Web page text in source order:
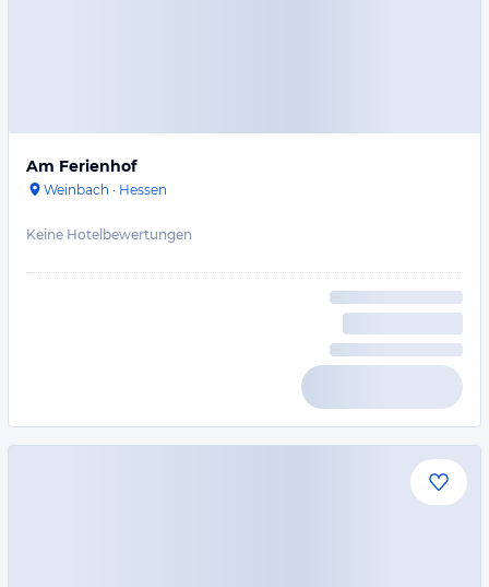
Am Ferienhof
Weinbach · Hessen
Keine Hotelbewertungen